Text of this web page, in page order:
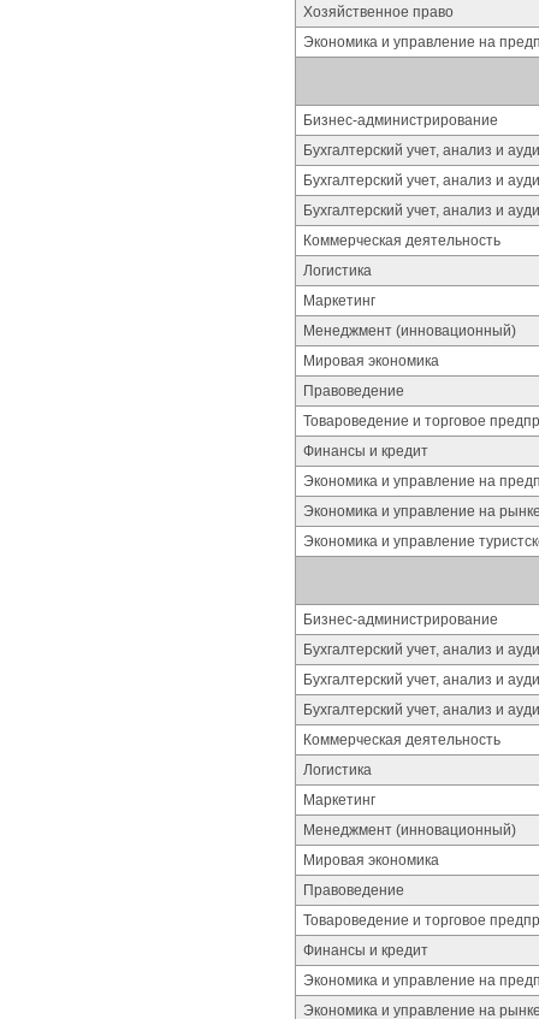
Хозяйственное право
Экономика и управление на
Бизнес-администрирование
Бухгалтерский учет, анализ и
Бухгалтерский учет, анализ и
Бухгалтерский учет, анализ и
Коммерческая деятельность
Логистика
Маркетинг
Менеджмент (инновационный)
Мировая экономика
Правоведение
Товароведение и торговое
Финансы и кредит
Экономика и управление на
Экономика и управление на
Экономика и управление
Бизнес-администрирование
Бухгалтерский учет, анализ и
Бухгалтерский учет, анализ и
Бухгалтерский учет, анализ и
Коммерческая деятельность
Логистика
Маркетинг
Менеджмент (инновационный)
Мировая экономика
Правоведение
Товароведение и торговое
Финансы и кредит
Экономика и управление на
Экономика и управление на